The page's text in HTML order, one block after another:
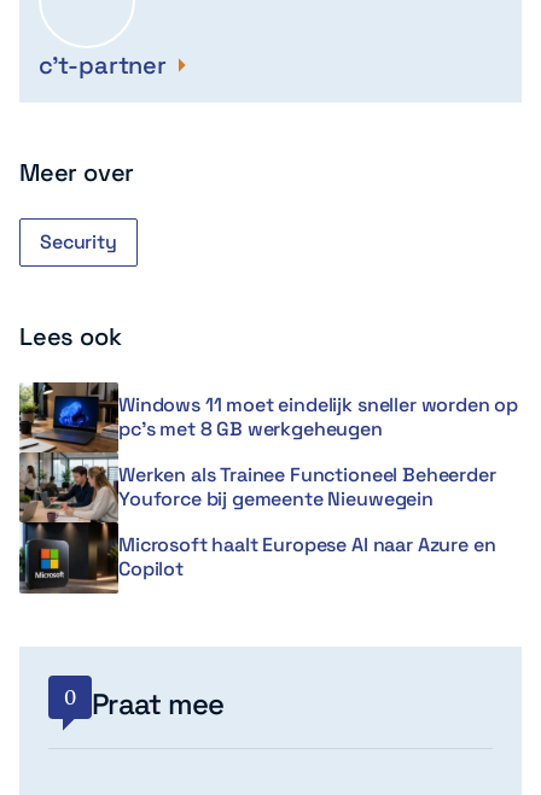
c't-partner
Meer over
Security
Lees ook
Windows 11 moet eindelijk sneller worden op
pc’s met 8 GB werkgeheugen
Werken als Trainee Functioneel Beheerder
Youforce bij gemeente Nieuwegein
Microsoft haalt Europese AI naar Azure en
Copilot
0 Praat mee